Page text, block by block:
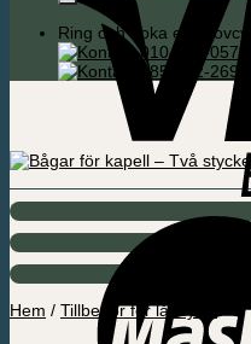
Ring och boka en
010-330-
085-592-
Hem / Tillbehör för lådcykel